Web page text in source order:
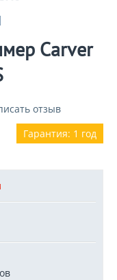
Carver
отзыв
Гарантия: 1 год